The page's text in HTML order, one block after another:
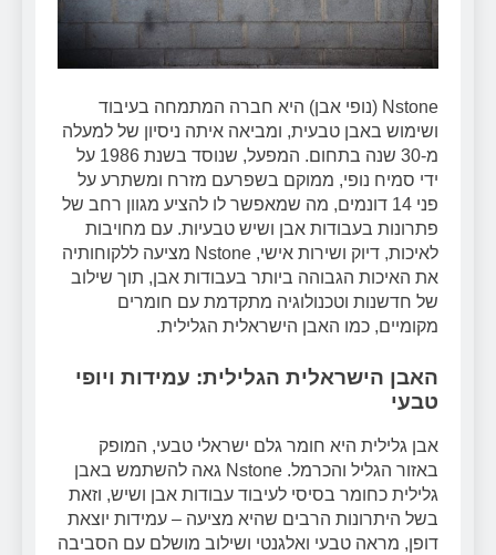
Nstone (נופי אבן) היא חברה המתמחה בעיבוד
ושימוש באבן טבעית, ומביאה איתה ניסיון של למעלה
מ-30 שנה בתחום. המפעל, שנוסד בשנת 1986 על
ידי סמיח נופי, ממוקם בשפרעם מזרח ומשתרע על
פני 14 דונמים, מה שמאפשר לו להציע מגוון רחב של
פתרונות בעבודות אבן ושיש טבעיות. עם מחויבות
לאיכות, דיוק ושירות אישי, Nstone מציעה ללקוחותיה
את האיכות הגבוהה ביותר בעבודות אבן, תוך שילוב
של חדשנות וטכנולוגיה מתקדמת עם חומרים
מקומיים, כמו האבן הישראלית הגלילית.
האבן הישראלית הגלילית: עמידות ויופי
טבעי
אבן גלילית היא חומר גלם ישראלי טבעי, המופק
באזור הגליל והכרמל. Nstone גאה להשתמש באבן
גלילית כחומר בסיסי לעיבוד עבודות אבן ושיש, וזאת
בשל היתרונות הרבים שהיא מציעה – עמידות יוצאת
דופן, מראה טבעי ואלגנטי ושילוב מושלם עם הסביבה